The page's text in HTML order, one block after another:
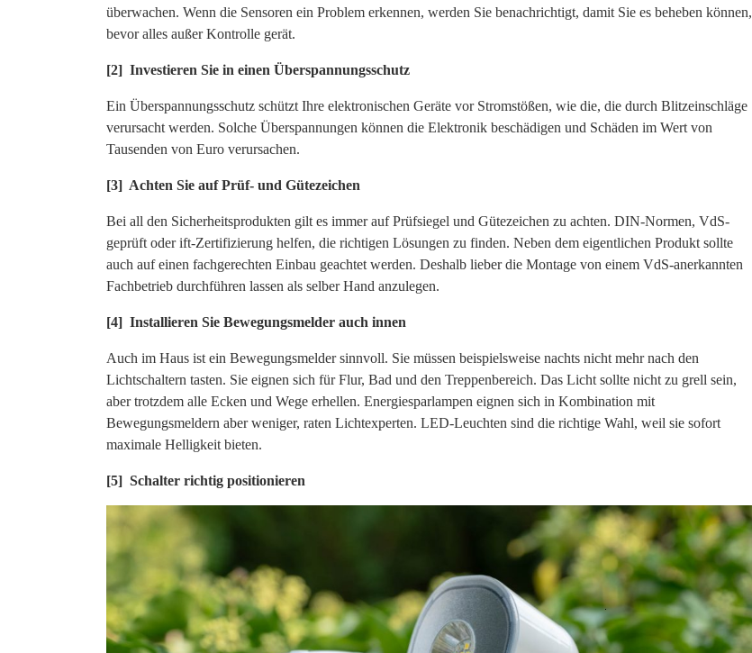
Search
for:
überwachen. Wenn die Sensoren ein Problem erkennen, werden Sie benachrichtigt, damit Sie es beheben können,
bevor alles außer Kontrolle gerät.
[2] Investieren Sie in einen Überspannungsschutz
Ein Überspannungsschutz schützt Ihre elektronischen Geräte vor Stromstößen, wie die, die durch Blitzeinschläge
verursacht werden. Solche Überspannungen können die Elektronik beschädigen und Schäden im Wert von
Tausenden von Euro verursachen.
[3] Achten Sie auf Prüf- und Gütezeichen
Bei all den Sicherheitsprodukten gilt es immer auf Prüfsiegel und Gütezeichen zu achten. DIN-Normen, VdS-
geprüft oder ift-Zertifizierung helfen, die richtigen Lösungen zu finden. Neben dem eigentlichen Produkt sollte
auch auf einen fachgerechten Einbau geachtet werden. Deshalb lieber die Montage von einem VdS-anerkannten
Fachbetrieb durchführen lassen als selber Hand anzulegen.
[4] Installieren Sie Bewegungsmelder auch innen
Auch im Haus ist ein Bewegungsmelder sinnvoll. Sie müssen beispielsweise nachts nicht mehr nach den
Lichtschaltern tasten. Sie eignen sich für Flur, Bad und den Treppenbereich. Das Licht sollte nicht zu grell sein,
aber trotzdem alle Ecken und Wege erhellen. Energiesparlampen eignen sich in Kombination mit
Bewegungsmeldern aber weniger, raten Lichtexperten. LED-Leuchten sind die richtige Wahl, weil sie sofort
maximale Helligkeit bieten.
[5] Schalter richtig positionieren